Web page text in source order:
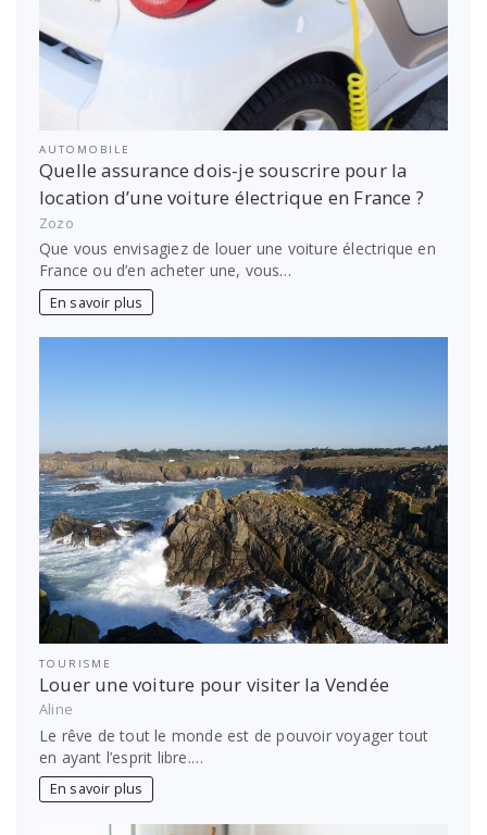
AUTOMOBILE
Quelle assurance dois-je souscrire pour la
location d’une voiture électrique en France ?
Zozo
Que vous envisagiez de louer une voiture électrique en
France ou d’en acheter une, vous…
En savoir plus
TOURISME
Louer une voiture pour visiter la Vendée
Aline
Le rêve de tout le monde est de pouvoir voyager tout
en ayant l’esprit libre.…
En savoir plus